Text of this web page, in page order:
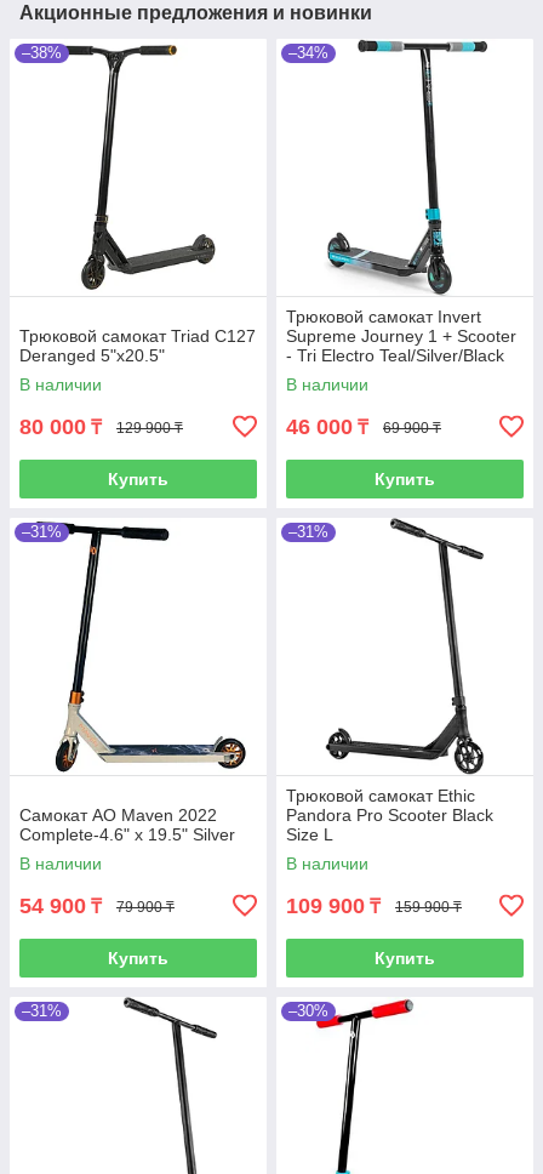
Акционные предложения и новинки
–38%
Трюковой самокат Triad C127
Deranged 5"x20.5"
В наличии
80 000 ₸ 129 900 ₸
Купить
–34%
Трюковой самокат Invert
Supreme Journey 1 + Scooter
- Tri Electro Teal/Silver/Black
В наличии
46 000 ₸ 69 900 ₸
Купить
–31%
Самокат AO Maven 2022
Complete-4.6" x 19.5" Silver
В наличии
54 900 ₸ 79 900 ₸
Купить
–31%
Трюковой самокат Ethic
Pandora Pro Scooter Black
Size L
В наличии
109 900 ₸ 159 900 ₸
Купить
–31% –30%